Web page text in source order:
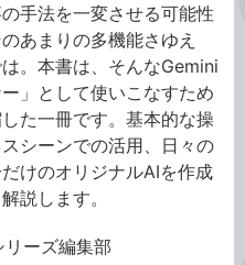
手法を一変させる可能性
あまりの多機能さゆえ
。本書は、そんなGemini
」として使いこなすため
た一冊です。基本的な操
シーンでの活用、日々の
けのオリジナルAIを作成
説します。
ーズ編集部